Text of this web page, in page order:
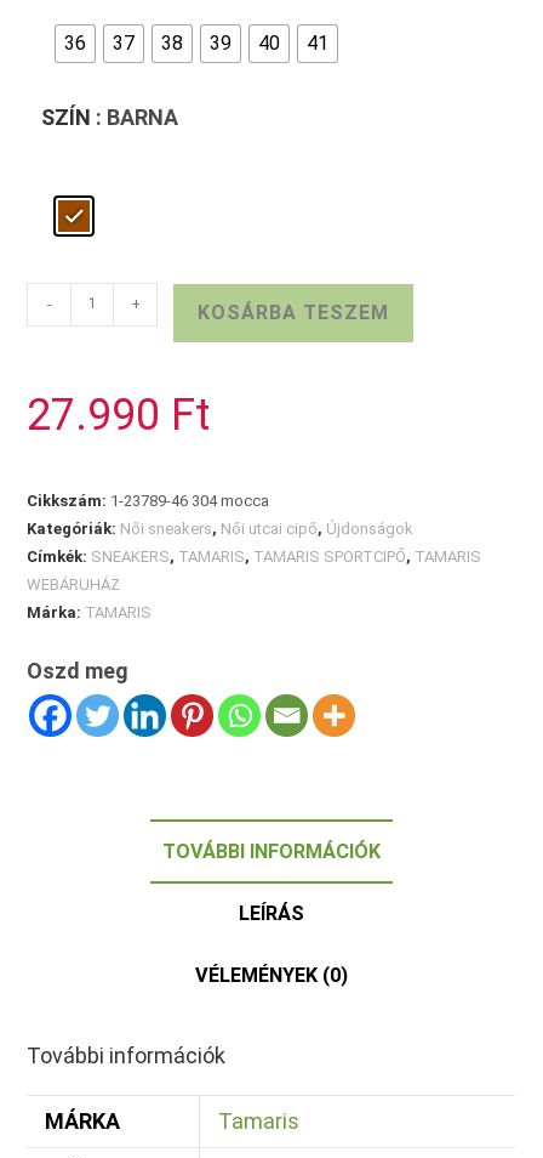
36 37 38 39 40 41
SZÍN : BARNA
TAMARIS
sneaker
- + KOSÁRBA TESZEM
27.990 Ft
Cikkszám: 1-23789-46 304 mocca
Kategóriák: Női sneakers, Női utcai cipő, Újdonságok
Címkék: SNEAKERS, TAMARIS, TAMARIS SPORTCIPŐ, TAMARIS
WEBÁRUHÁZ
Márka: TAMARIS
Oszd meg
TOVÁBBI INFORMÁCIÓK
LEÍRÁS
VÉLEMÉNYEK (0)
További információk
MÁRKA Tamaris